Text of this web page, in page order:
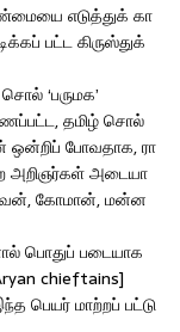
எடுத்துக் கா
பட்ட கிருஸ்துக்
‘பருமக’
தமிழ் சொல்
ஒன்றிப் போவதாக, ரா
அறிஞர்கள் அடையா
கோமான், மன்ன
பொதுப் படையாக
chieftains]
பெயர் மாற்றப் பட்டு